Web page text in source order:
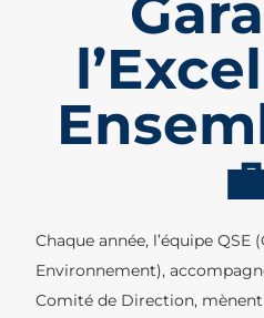
Chaque année, l’équipe QSE
Environnement),
Comité de Direction,